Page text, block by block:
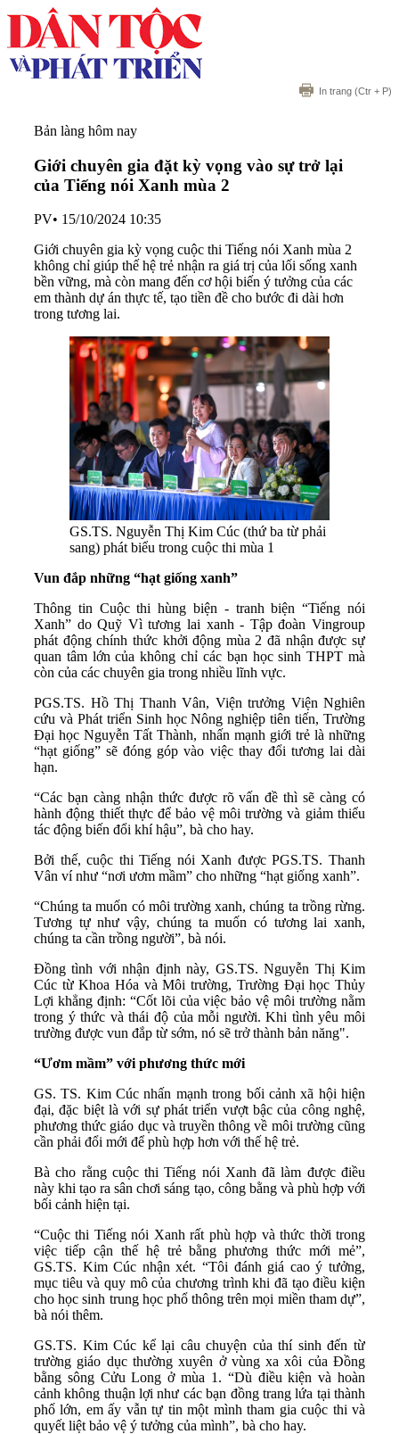
In trang (Ctr + P)
Bản làng hôm nay
Giới chuyên gia đặt kỳ vọng vào sự trở lại
của Tiếng nói Xanh mùa 2
PV• 15/10/2024 10:35
Giới chuyên gia kỳ vọng cuộc thi Tiếng nói Xanh mùa 2
không chỉ giúp thế hệ trẻ nhận ra giá trị của lối sống xanh
bền vững, mà còn mang đến cơ hội biến ý tưởng của các
em thành dự án thực tế, tạo tiền đề cho bước đi dài hơn
trong tương lai.
GS.TS. Nguyễn Thị Kim Cúc (thứ ba từ phải
sang) phát biểu trong cuộc thi mùa 1
Vun đắp những “hạt giống xanh”
Thông tin Cuộc thi hùng biện - tranh biện “Tiếng nói
Xanh” do Quỹ Vì tương lai xanh - Tập đoàn Vingroup
phát động chính thức khởi động mùa 2 đã nhận được sự
quan tâm lớn của không chỉ các bạn học sinh THPT mà
còn của các chuyên gia trong nhiều lĩnh vực.
PGS.TS. Hồ Thị Thanh Vân, Viện trưởng Viện Nghiên
cứu và Phát triển Sinh học Nông nghiệp tiên tiến, Trường
Đại học Nguyễn Tất Thành, nhấn mạnh giới trẻ là những
“hạt giống” sẽ đóng góp vào việc thay đổi tương lai dài
hạn.
“Các bạn càng nhận thức được rõ vấn đề thì sẽ càng có
hành động thiết thực để bảo vệ môi trường và giảm thiểu
tác động biến đổi khí hậu”, bà cho hay.
Bởi thế, cuộc thi Tiếng nói Xanh được PGS.TS. Thanh
Vân ví như “nơi ươm mầm” cho những “hạt giống xanh”.
“Chúng ta muốn có môi trường xanh, chúng ta trồng rừng.
Tương tự như vậy, chúng ta muốn có tương lai xanh,
chúng ta cần trồng người”, bà nói.
Đồng tình với nhận định này, GS.TS. Nguyễn Thị Kim
Cúc từ Khoa Hóa và Môi trường, Trường Đại học Thủy
Lợi khẳng định: “Cốt lõi của việc bảo vệ môi trường nằm
trong ý thức và thái độ của mỗi người. Khi tình yêu môi
trường được vun đắp từ sớm, nó sẽ trở thành bản năng".
“Ươm mầm” với phương thức mới
GS. TS. Kim Cúc nhấn mạnh trong bối cảnh xã hội hiện
đại, đặc biệt là với sự phát triển vượt bậc của công nghệ,
phương thức giáo dục và truyền thông về môi trường cũng
cần phải đổi mới để phù hợp hơn với thế hệ trẻ.
Bà cho rằng cuộc thi Tiếng nói Xanh đã làm được điều
này khi tạo ra sân chơi sáng tạo, công bằng và phù hợp với
bối cảnh hiện tại.
“Cuộc thi Tiếng nói Xanh rất phù hợp và thức thời trong
việc tiếp cận thế hệ trẻ bằng phương thức mới mẻ”,
GS.TS. Kim Cúc nhận xét. “Tôi đánh giá cao ý tưởng,
mục tiêu và quy mô của chương trình khi đã tạo điều kiện
cho học sinh trung học phổ thông trên mọi miền tham dự”,
bà nói thêm.
GS.TS. Kim Cúc kể lại câu chuyện của thí sinh đến từ
trường giáo dục thường xuyên ở vùng xa xôi của Đồng
bằng sông Cửu Long ở mùa 1. “Dù điều kiện và hoàn
cảnh không thuận lợi như các bạn đồng trang lứa tại thành
phố lớn, em ấy vẫn tự tin một mình tham gia cuộc thi và
quyết liệt bảo vệ ý tưởng của mình”, bà cho hay.